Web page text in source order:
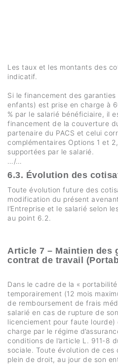
Les taux et les montants des
indicatif.
Si le financement des
enfants) est prise en charge à
% par le salarié bénéficiaire, il
financement de la couverture
partenaire du PACS et celui
complémentaires Options 1 et
supportées par le salarié.
…/…
6.3. Évolution des
Toute évolution future des
modification du présent
l’Entreprise et le salarié selon
au point 6.2.
Article 7 – Maintien des
contrat de travail
Dans le cadre de la «
temporairement (12 mois
de remboursement de frais
salarié en cas de rupture de
licenciement pour faute
charge par le régime
conditions de l’article L. 911-8
sociale. Toute évolution de ces
plein de droit, au jour de son